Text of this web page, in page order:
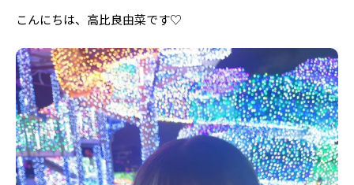
MISS SEVENTEEN
MAGAZINE
バックナンバー
INFORMATION
Seventeenについて
Follow us
こんにちは、高比良由菜です♡